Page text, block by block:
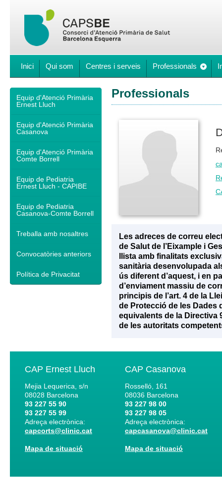
Inici Qui som Centres i serveis Professionals
Equip d'Atenció Primària
Ernest Lluch
Equip d'Atenció Primària
Casanova
Equip d'Atenció Primària
Comte Borrell
Equip de Pediatria
Ernest Lluch - CAPIBE
Equip de Pediatria
Casanova-Comte Borrell
Treballa amb nosaltres
Convocatòries anteriors
Política de Privacitat
Professionals
Les adreces de correu
de Salut de l’Eixample i
llista amb finalitats
sanitària desenvolupada
ús diferent d’aquest, i en
d’enviament massiu de
principis de l’art. 4 de la
de Protecció de les Dades
equivalents de la Directiva
de les autoritats
CAP Ernest Lluch
Mejia Lequerica, s/n
08028 Barcelona
93 227 55 90
93 227 55 99
Adreça electrònica:
capcorts@clinic.cat
Mapa de situació
CAP Casanova
Rosselló, 161
08036 Barcelona
93 227 98 00
93 227 98 05
Adreça electrònica:
capcasanova@clinic.cat
Mapa de situació